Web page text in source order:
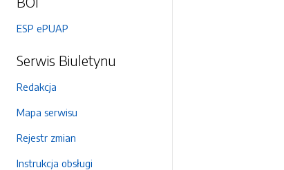
ESP ePUAP
Serwis Biuletynu
Redakcja
Mapa serwisu
Rejestr zmian
Instrukcja obsługi